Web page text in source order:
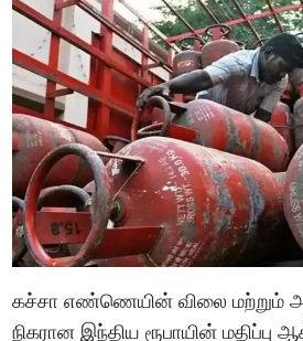
கச்சா எண்ணெயின் விலை மற்றும்
நிகரான இந்திய ரூபாயின் மதிப்பு